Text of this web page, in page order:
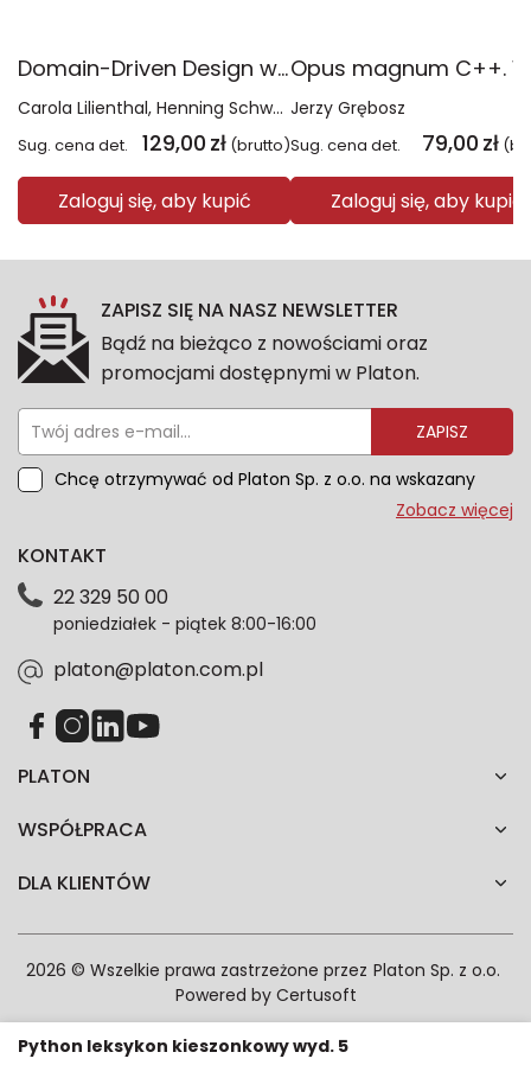
Domain-Driven Design w transformacji systemów. Skuteczna modernizacja legacy bez zbędnego ryzyka
Carola Lilienthal Henning Schwentner
Sug. cena det. 129,00 zł (brutto)
Zaloguj się, aby kupić
Jerzy Grębosz
Sug. cena det. 79,00 zł
Zaloguj się, aby kupić
Python leksykon kieszonkowy wyd. 5
ZAPISZ SIĘ NA NASZ NEWSLETTER
Bądź na bieżąco z nowościami oraz
promocjami dostępnymi w Platon.
ZAPISZ
Chcę otrzymywać od Platon Sp. z o.o. na wskazany
przeze mnie adres e-mail informacje marketingowe
dotyczące danych osobowych znajdziesz w naszej
każdym czasie. Wycofanie zgody nie wpłynie na
zgodność z prawem przetwarzania dokonanego przed
Zobacz więcej
PLATON
WSPÓŁPRACA
DLA KLIENTÓW
KONTAKT
22 329 50 00
poniedziałek - piątek 8:00-16:00
platon@platon.com.pl
2026 © Wszelkie prawa zastrzeżone przez Platon Sp. z o.o.
Powered by Certusoft